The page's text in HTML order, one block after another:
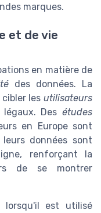
marques.
et de vie
en matière de
des données. La
les utilisateurs
Des études
en Europe sont
données sont
renforçant la
de se montrer
lorsqu'il est utilisé